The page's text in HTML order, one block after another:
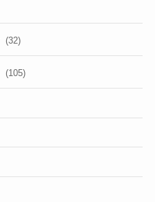
(32)
(105)